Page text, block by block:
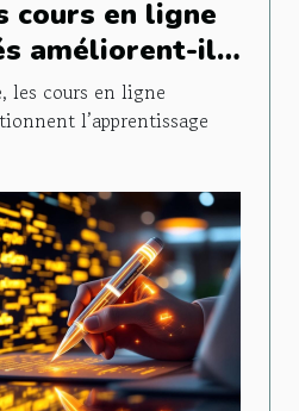
cours en ligne
améliorent-ils
en
?
les cours en ligne
l’apprentissage